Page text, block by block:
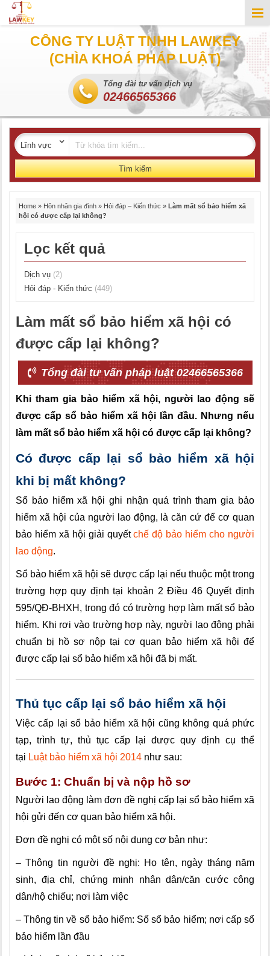
CÔNG TY LUẬT TNHH LAWKEY
(CHÌA KHOÁ PHÁP LUẬT)
Tổng đài tư vấn dịch vụ
02466565366
Tìm kiếm
Home » Hôn nhân gia đình » Hỏi đáp – Kiến thức » Làm mất sổ bảo hiểm xã
hội có được cấp lại không?
Lọc kết quả
Dịch vụ (2)
Hỏi đáp - Kiến thức (449)
Làm mất sổ bảo hiểm xã hội có
được cấp lại không?
Tổng đài tư vấn pháp luật 02466565366
Khi tham gia bảo hiểm xã hội, người lao động sẽ
được cấp sổ bảo hiểm xã hội lần đầu. Nhưng nếu
làm mất sổ bảo hiểm xã hội có được cấp lại không?
Có được cấp lại sổ bảo hiểm xã hội
khi bị mất không?
Sổ bảo hiểm xã hội ghi nhận quá trình tham gia bảo
hiểm xã hội của người lao động, là căn cứ để cơ quan
bảo hiểm xã hội giải quyếtchế độ bảo hiểm cho người
lao động.
Sổ bảo hiểm xã hội sẽ được cấp lại nếu thuộc một trong
trường hợp quy định tại khoản 2 Điều 46 Quyết định
595/QĐ-BHXH, trong đó có trường hợp làm mất sổ bảo
hiểm. Khi rơi vào trường hợp này, người lao động phải
chuẩn bị hồ sơ nộp tại cơ quan bảo hiểm xã hội để
được cấp lại sổ bảo hiểm xã hội đã bị mất.
Thủ tục cấp lại sổ bảo hiểm xã hội
Việc cấp lại sổ bảo hiểm xã hội cũng không quá phức
tạp, trình tự, thủ tục cấp lại được quy định cụ thể
tại Luật bảo hiểm xã hội 2014 như sau:
Bước 1: Chuẩn bị và nộp hồ sơ
Người lao động làm đơn đề nghị cấp lại sổ bảo hiểm xã
hội gửi đến cơ quan bảo hiểm xã hội.
Đơn đề nghị có một số nội dung cơ bản như:
– Thông tin người đề nghị: Họ tên, ngày tháng năm
sinh, địa chỉ, chứng minh nhân dân/căn cước công
dân/hộ chiếu; nơi làm việc
– Thông tin về sổ bảo hiểm: Số sổ bảo hiểm; nơi cấp sổ
bảo hiểm lần đầu